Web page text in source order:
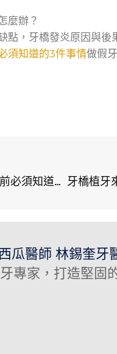
麼辦？
點，牙橋發炎原因與後
須知道的3件事情做假
做假牙前必須知道的4件事情
瓜醫師 林錫奎牙
專家，打造堅固